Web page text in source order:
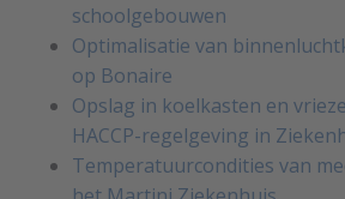
schoolgebouwen
Optimalisatie van
op Bonaire
Opslag in koelkasten en
HACCP-regelgeving in
Temperatuurcondities van